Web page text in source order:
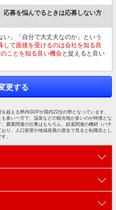
応募を悩んでるときは応募しない方
い」「自分で大丈夫なのか」という
して面接を受けるのは会社を知る良
ことを知る良い機会と捉えると良い
更する
超える県内GDPが国内22位の県となっています。
多い一方で、温泉などの観光地が多いのが特徴とな
農業関連の仕事はもちろん、娯楽関連の機材（パチ
り、人口密度や地域発展の度合で見ると転職先とし
。